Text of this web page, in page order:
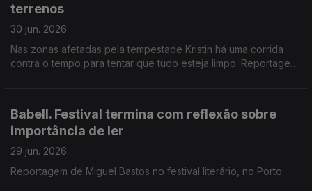
terrenos
30 jun. 2026
Nas zonas afetadas pela tempestade Kristin há uma corrida
contra o tempo para tentar que tudo esteja limpo. Reportagem
Babell. Festival termina com reflexão sobre
importância de ler
29 jun. 2026
Reportagem de Miguel Bastos no festival literário, no Porto